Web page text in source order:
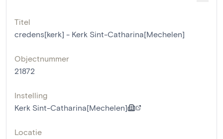
Titel
credens[kerk] - Kerk Sint-Catharina[Mechelen]
Objectnummer
21872
Instelling
Kerk Sint-Catharina[Mechelen]
Locatie